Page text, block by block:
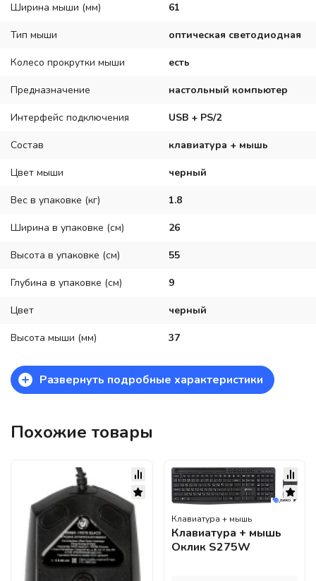
Ширина мыши (мм) 61
Тип мыши оптическая светодиодная
Колесо прокрутки мыши есть
Предназначение настольный компьютер
Интерфейс подключения USB + PS/2
Состав клавиатура + мышь
Цвет мыши черный
Вес в упаковке (кг) 1.8
Ширина в упаковке (см) 26
Высота в упаковке (см) 55
Глубина в упаковке (см) 9
Цвет черный
Высота мыши (мм) 37
+ Развернуть подробные характеристики
Похожие товары
Клавиатура + мышь
Клавиатура + мышь
Оклик S275W